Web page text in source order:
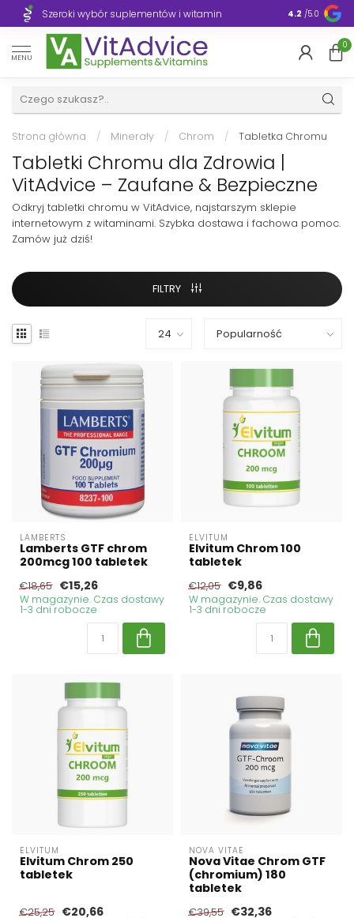
Szeroki wybór suplementów i witamin 4.2 /5.0
MENU
0
Strona główna / Minerały / Chrom / Tabletka Chromu
Tabletki Chromu dla Zdrowia |
VitAdvice – Zaufane & Bezpieczne
Odkryj tabletki chromu w VitAdvice, najstarszym sklepie
internetowym z witaminami. Szybka dostawa i fachowa pomoc.
Zamów już dziś!
FILTRY
LAMBERTS
Lamberts GTF chrom
200mcg 100 tabletek
€18,65 €15,26
W magazynie. Czas dostawy
1-3 dni robocze
ELVITUM
Elvitum Chrom 100
tabletek
€12,05 €9,86
W magazynie. Czas dostawy
1-3 dni robocze
ELVITUM
Elvitum Chrom 250
tabletek
€25,25 €20,66
NOVA VITAE
Nova Vitae Chrom GTF
(chromium) 180
tabletek
€39,55 €32,36